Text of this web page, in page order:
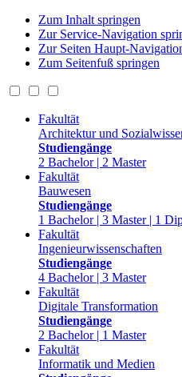
Zum Inhalt springen
Zur Service-Navigation
Zur Seiten Haupt-
Zum Seitenfuß springen
Fakultät
Architektur und
Studiengänge
2 Bachelor | 2 Master
Fakultät
Bauwesen
Studiengänge
1 Bachelor | 3 Master | 1
Fakultät
Ingenieurwissenschaften
Studiengänge
4 Bachelor | 3 Master
Fakultät
Digitale Transformation
Studiengänge
2 Bachelor | 1 Master
Fakultät
Informatik und Medien